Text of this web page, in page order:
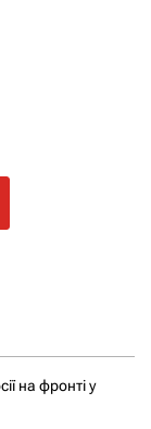
на фронті у